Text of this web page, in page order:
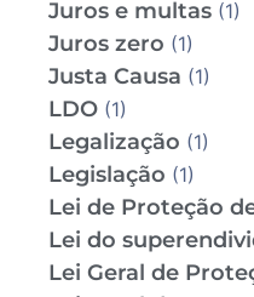
Juros e multas (1)
Juros zero (1)
Justa Causa (1)
LDO (1)
Legalização (1)
Legislação (1)
Lei de Proteção
Lei do
Lei Geral de